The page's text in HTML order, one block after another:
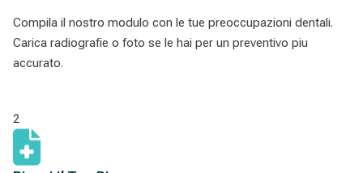
Compila il nostro modulo con le tue preoccupazioni dentali.
Carica radiografie o foto se le hai per un preventivo piu
accurato.
2